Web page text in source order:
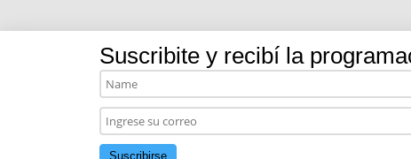
Suscribite y recibí la